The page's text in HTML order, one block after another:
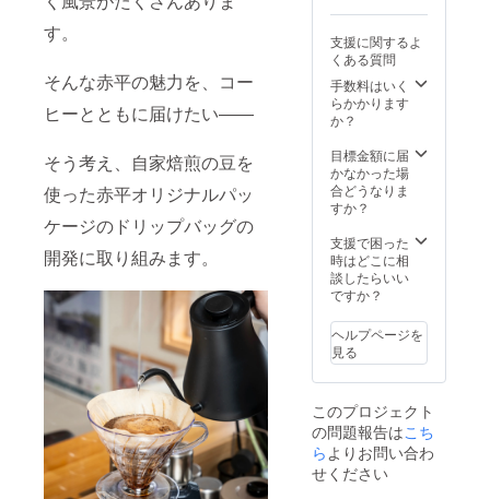
す。
そんな赤平の魅力を、コー
ヒーとともに届けたい――
そう考え、自家焙煎の豆を
使った赤平オリジナルパッ
ケージのドリップバッグの
開発に取り組みます。
100×92mmコル
ク製マグカップ
型 当店のホーム
ページ内のクラ
ウドファンディ
ング紹介ページ
にてお名前の掲
載 ・掲載期間：
2025年12月1日
から1年間掲載
・掲載方法：文
字のみ ・注意事
項：支援時、必
ず備考欄に掲載
を希望されるお
名前をご記入く
ださい
：ロ
ゴやバナーなど
プロジェクト終
了後にお送りす
るメールをご確
認ください。
レルギー物質
（特定原材料等
27品目中 小
麦、乳、卵） ・
商品到着後2週間
前後の賞味期限
のものを発送 ・
光や高温多湿を
避けて保存して
ください。 ・原
材料及び添加物
お届け商品のラ
ベルに表記され
ます。商品開封
前には必ずお届
貼付されたラベ
ルや注意書きを
ご確認くださ
い。 オリジナル
コースター ・
100×92mmコル
ク製マグカップ
型 オリジナルブ
レンドコーヒー
200g（豆、挽き
支援に関するよ
くある質問
手数料はいく
らかかります
か？
目標金額に届
かなかった場
合どうなりま
すか？
支援で困った
時はどこに相
談したらいい
ですか？
ヘルプページを
見る
このプロジェクト
の問題報告はこち
らよりお問い合わ
せください